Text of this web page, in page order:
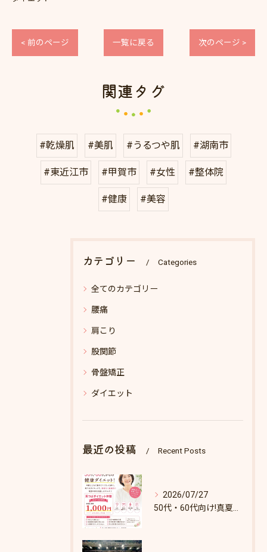
< 前のページ 一覧に戻る 次のページ >
関連タグ
#乾燥肌 #美肌 #うるつや肌 #湖南市
#東近江市 #甲賀市 #女性 #整体院
#健康 #美容
カテゴリー Categories
全てのカテゴリー
腰痛
肩こり
股関節
骨盤矯正
ダイエット
最近の投稿 Recent Posts
2026/07/27